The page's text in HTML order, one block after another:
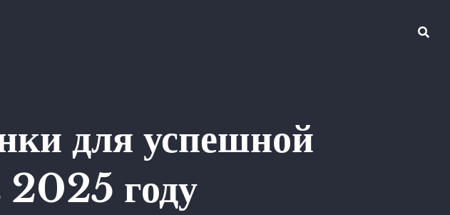
для успешной
2025 году